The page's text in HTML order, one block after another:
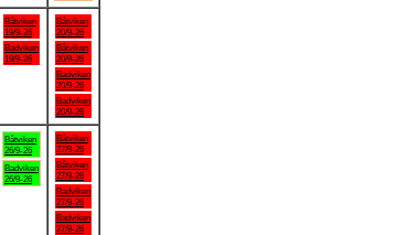
Båtviken
19/9-26
Badviken
19/9-26
Båtviken
20/9-26
Båtviken
20/9-26
Badviken
20/9-26
Badviken
20/9-26
Båtviken
26/9-26
Badviken
26/9-26
Båtviken
27/9-26
Båtviken
27/9-26
Badviken
27/9-26
Badviken
27/9-26